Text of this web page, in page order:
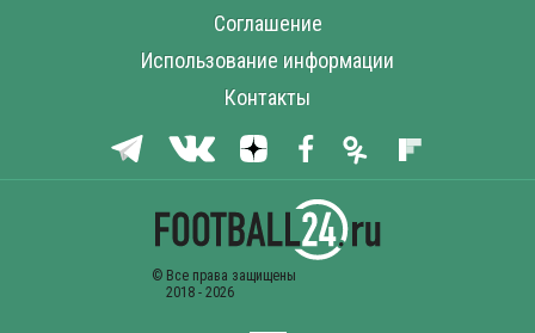
Соглашение
Использование информации
Контакты